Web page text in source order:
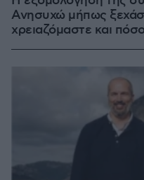
Ανησυχώ μήπως
χρειαζόμαστε και